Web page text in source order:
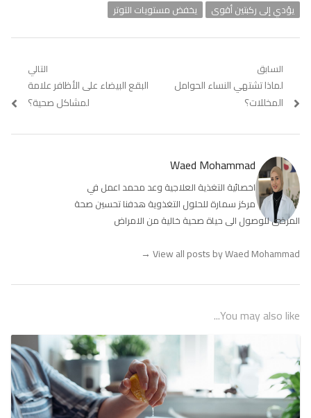
يؤدي إلى ركبتين أقوى
يخفض مستويات التوتر
تصفّح
المقالات
السابق
Previous
post:
لماذا تشتهي النساء الحوامل
المخللات؟
التالي
Next
البقع البيضاء على الأظافر علامة
لمشاكل صحية؟
Waed Mohammad
اخصائية التغذية العلاجية وعد محمد اعمل في
مركز سمارة للحلول التغذوية هدفنا تحسين صحة
المرضى للوصول الى حياة صحية خالية من الامراض
View all posts by Waed Mohammad
→
You may also like...